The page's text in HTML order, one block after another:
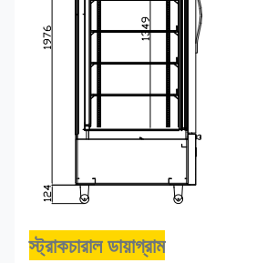
স্ট্রাকচারাল ডায়াগ্রাম